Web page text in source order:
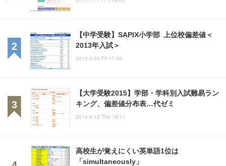
【中学受験】SAPIX小学部 上位校偏差値＜
2013年入試＞
2012.3.30 Fri 17:00
【大学受験2015】学部・学科別入試難易ラン
キング、偏差値分布表…代ゼミ
2014.6.12 Thu 18:11
高校生が覚えにくい英単語1位は
「simultaneously」